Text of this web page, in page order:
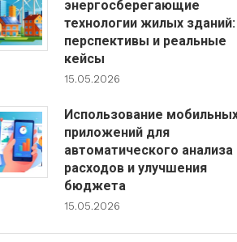
энергосберегающие
технологии жилых зданий:
перспективы и реальные
кейсы
15.05.2026
Использование
приложений для
автоматического анализа
расходов и улучшения
бюджета
15.05.2026